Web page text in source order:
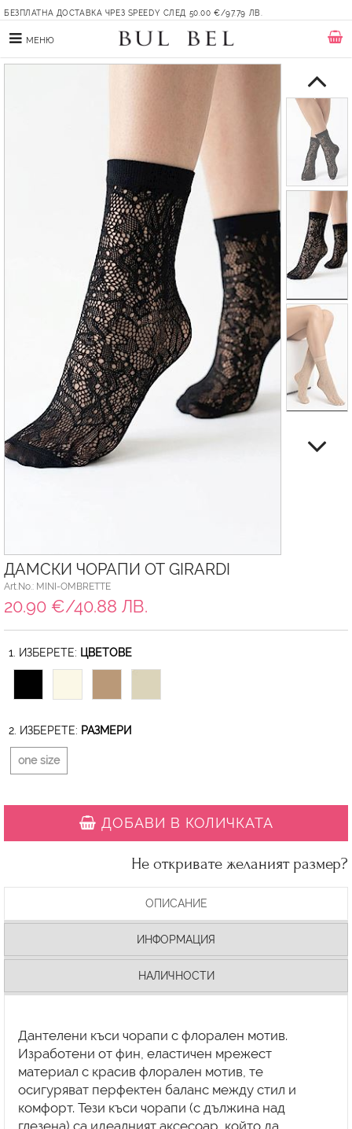
БЕЗПЛАТНА ДОСТАВКА ЧРЕЗ SPEEDY СЛЕД 50.00 €/97.79 ЛВ.
МЕНЮ
ДАМСКИ ЧОРАПИ ОТ GIRARDI
Art.No.: MINI-OMBRETTE
20.90 €/40.88 ЛВ.
1. ИЗБЕРЕТЕ: ЦВЕТОВЕ
2. ИЗБЕРЕТЕ: РАЗМЕРИ
one size
ДОБАВИ В КОЛИЧКАТА
Не откривате желаният размер?
ОПИСАНИЕ
ИНФОРМАЦИЯ
НАЛИЧНОСТИ
Дантелени къси чорапи с флорален мотив.
Изработени от фин, еластичен мрежест
материал с красив флорален мотив, те
осигуряват перфектен баланс между стил и
комфорт. Тези къси чорапи (с дължина над
глезена) са идеалният аксесоар, който да